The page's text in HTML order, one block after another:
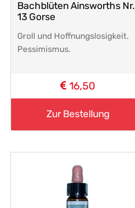
Bachblüten Ainsworths Nr.
13 Gorse
Groll und Hoffnungslosigkeit.
Pessimismus.
16,50
Zur Bestellung